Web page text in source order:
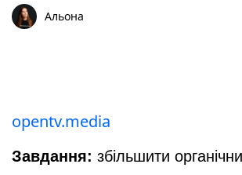
Альона
opentv.media
Завдання: збільшити